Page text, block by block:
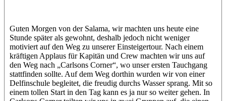
Guten Morgen von der Salama, wir machten uns heute eine
Stunde später als gewohnt, deshalb jedoch nicht weniger
motiviert auf den Weg zu unserer Einsteigertour. Nach einem
kräftigen Applaus für Kapitän und Crew machten wir uns auf
den Weg nach „Carlsons Corner“, wo unser ersten Tauchgang
stattfinden sollte. Auf dem Weg dorthin wurden wir von einer
Delfinschule begleitet, die freudig durchs Wasser sprang. Mit so
einem tollen Start in den Tag kann es ja nur so weiter gehen. In